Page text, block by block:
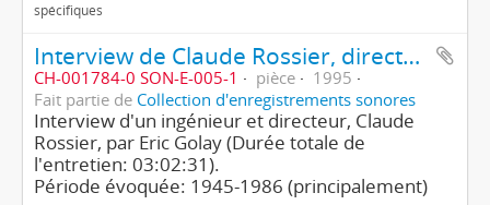
spécifiques
Interview de Claude Rossier, directeur (1ère partie/4)
CH-001784-0 SON-E-005-1 pièce
1995
Fait partie de Collection d'enregistrements sonores
Interview d'un ingénieur et directeur, Claude
Rossier, par Eric Golay (Durée totale de
l'entretien: 03:02:31).
Période évoquée: 1945-1986 (principalement)